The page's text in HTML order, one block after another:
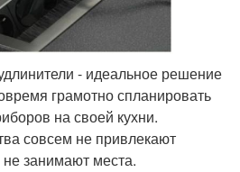
- идеальное решение
грамотно спланировать
на своей кухни.
совсем не привлекают
занимают места.